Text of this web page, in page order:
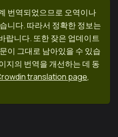
번역되었으므로 오역이나
니다. 따라서 정확한 정보는
랍니다. 또한 잦은 업데이트
이 그대로 남아있을 수 있습
지의 번역을 개선하는 데 동
translation page,